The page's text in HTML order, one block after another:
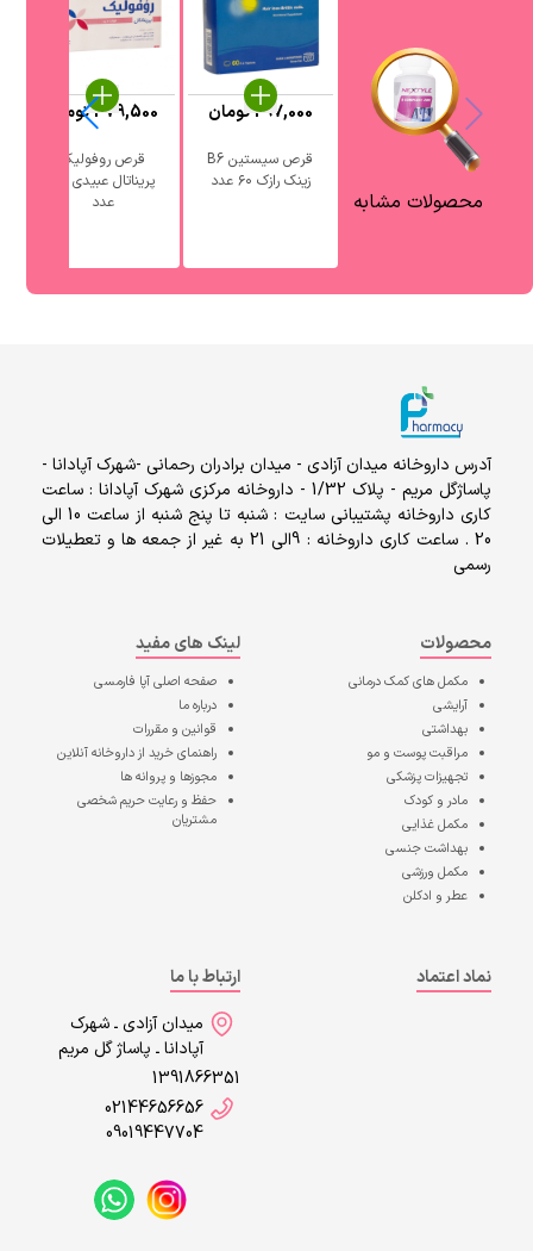
محصولات مشابه
قرص سیستین B6
زینک رازک ۶۰ عدد
297,000تومان
قرص روفولیک
عدد
379,500تومان
آدرس داروخانه میدان آزادی - میدان برادران رحمانی -شهرک آپادانا -
پاساژگل مریم - پلاک 1/32 - داروخانه مرکزی شهرک آپادانا : ساعت
کاری داروخانه پشتیبانی سایت : شنبه تا پنج شنبه از ساعت 10 الی
20 . ساعت کاری داروخانه : 9الی 21 به غیر از جمعه ها و تعطیلات
رسمی
محصولات
مکمل های کمک درمانی
آرایشی
بهداشتی
مراقبت پوست و مو
تجهیزات پزشکی
مادر و کودک
مکمل غذایی
بهداشت جنسی
مکمل ورزشی
عطر و ادکلن
لینک های مفید
صفحه اصلیآپا فارمسی
درباره ما
قوانین و مقررات
راهنمای خرید از داروخانه آنلاین
مجوزها و پروانه ها
حفظ و رعایت حریم شخصی
مشتریان
نماد اعتماد
ارتباط با ما
میدان آزادی ـ شهرک
آپادانا ـ پاساژ گل مریم
1391866351
02144656656
09019447704